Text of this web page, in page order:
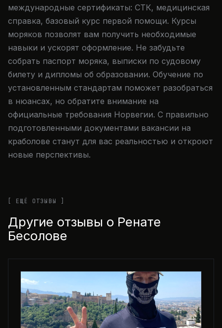
международные сертификаты: СТК, медицинская
справка, базовый курс первой помощи. Курсы
моряков позволят вам получить необходимые
навыки и ускорят оформление. Не забудьте
собрать паспорт моряка, выписки по судовому
билету и дипломы об образовании. Обучение по
установленным стандартам поможет разобраться
в нюансах, но обратите внимание на
официальные требования Норвегии. С правильно
подготовленными документами вакансии на
краболове станут для вас реальностью и откроют
новые перспективы.
[ ЕЩЁ ОТЗЫВЫ ]
Другие отзывы о Ренате
Бесолове